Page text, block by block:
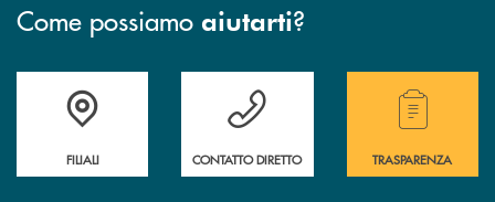
Come possiamo aiutarti?
Trova la filiale più vicina a te
FILIALI
Hai bisogno di assistenza immediata?
CONTATTO DIRETTO
Hai bisogno di
TRASPARENZA